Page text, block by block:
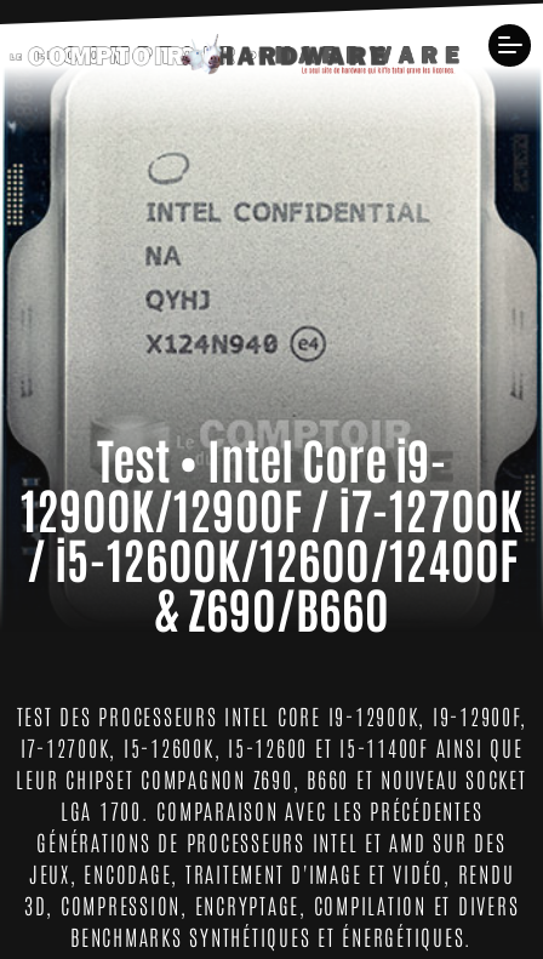
Test • Intel Core i9-
12900K/12900F / i7-12700K
/ i5-12600K/12600/12400F
& Z690/B660
TEST DES PROCESSEURS INTEL CORE I9-12900K, I9-12900F,
I7-12700K, I5-12600K, I5-12600 ET I5-11400F AINSI QUE
LEUR CHIPSET COMPAGNON Z690, B660 ET NOUVEAU SOCKET
LGA 1700. COMPARAISON AVEC LES PRÉCÉDENTES
GÉNÉRATIONS DE PROCESSEURS INTEL ET AMD SUR DES
JEUX, ENCODAGE, TRAITEMENT D'IMAGE ET VIDÉO, RENDU
3D, COMPRESSION, ENCRYPTAGE, COMPILATION ET DIVERS
BENCHMARKS SYNTHÉTIQUES ET ÉNERGÉTIQUES.